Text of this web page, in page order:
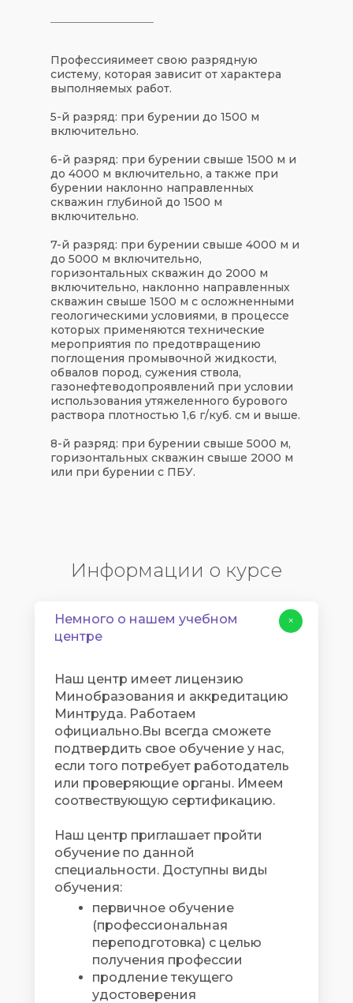
Профессияимеет свою разрядную
систему, которая зависит от характера
выполняемых работ.
5-й разряд: при бурении до 1500 м
включительно.
6-й разряд: при бурении свыше 1500 м и
до 4000 м включительно, а также при
бурении наклонно направленных
скважин глубиной до 1500 м
включительно.
7-й разряд: при бурении свыше 4000 м и
до 5000 м включительно,
горизонтальных скважин до 2000 м
включительно, наклонно направленных
скважин свыше 1500 м с осложненными
геологическими условиями, в процессе
которых применяются технические
мероприятия по предотвращению
поглощения промывочной жидкости,
обвалов пород, сужения ствола,
газонефтеводопроявлений при условии
использования утяжеленного бурового
раствора плотностью 1,6 г/куб. см и выше.
8-й разряд: при бурении свыше 5000 м,
горизонтальных скважин свыше 2000 м
или при бурении с ПБУ.
Информации о курсе
Немного о нашем учебном
центре
Наш центр имеет лицензию
Минобразования и аккредитацию
Минтруда. Работаем
официально.Вы всегда сможете
подтвердить свое обучение у нас,
если того потребует работодатель
или проверяющие органы. Имеем
соотвествующую сертификацию.
Наш центр приглашает пройти
обучение по данной
специальности. Доступны виды
обучения:
первичное обучение
(профессиональная
переподготовка) с целью
получения профессии
продление текущего
удостоверения
+